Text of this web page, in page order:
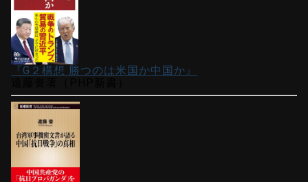
『G２構想 勝つのは米国か中国か』